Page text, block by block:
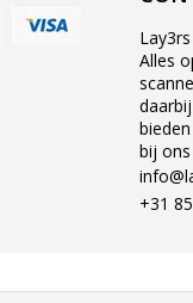
Alles
bij
+31